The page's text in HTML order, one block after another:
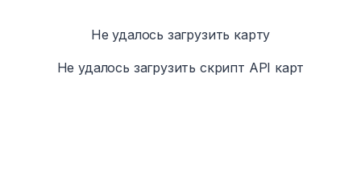
Не удалось загрузить карту
Не удалось загрузить скрипт API карт